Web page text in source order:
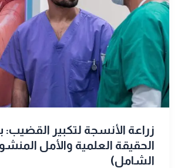
زراعة الأنسجة لتكبير القضيب:
الحقيقة العلمية والأمل
الشامل)